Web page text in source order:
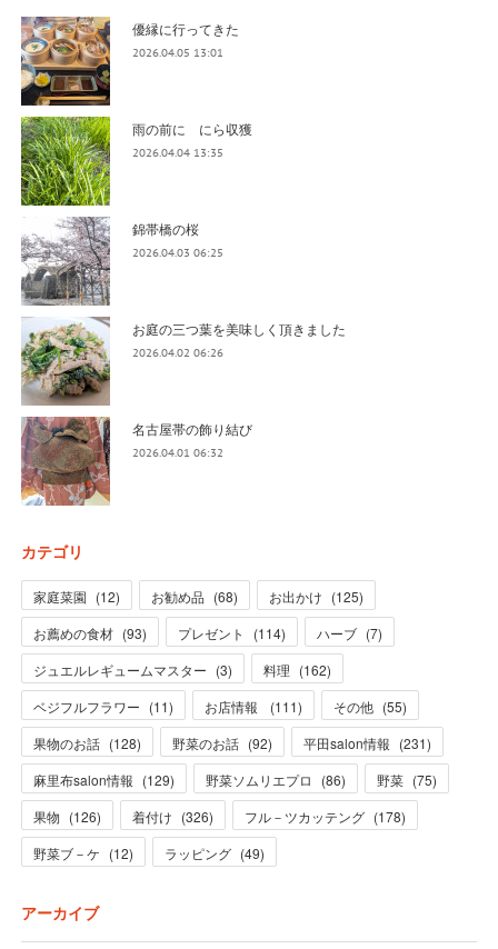
優縁に行ってきた
2026.04.05 13:01
雨の前に にら収獲
2026.04.04 13:35
錦帯橋の桜
2026.04.03 06:25
お庭の三つ葉を美味しく頂きました
2026.04.02 06:26
名古屋帯の飾り結び
2026.04.01 06:32
カテゴリ
家庭菜園 (12) お勧め品 (68) お出かけ (125)
お薦めの食材 (93) プレゼント (114) ハーブ (7)
ジュエルレギュームマスター (3) 料理 (162)
ベジフルフラワー (11) お店情報 (111) その他 (55)
果物のお話 (128) 野菜のお話 (92) 平田salon情報 (231)
麻里布salon情報 (129) 野菜ソムリエプロ (86) 野菜 (75)
果物 (126) 着付け (326) フル－ツカッテング (178)
野菜ブ－ケ (12) ラッピング (49)
アーカイブ